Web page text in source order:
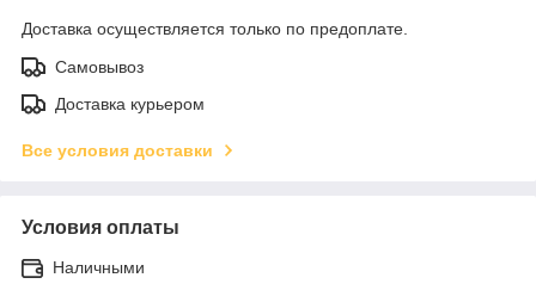
Доставка осуществляется только по предоплате.
Самовывоз
Доставка курьером
Все условия доставки
Условия оплаты
Наличными